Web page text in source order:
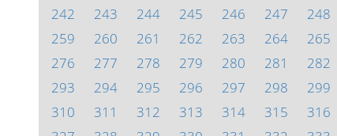
242
243 244 245 246 247 248
259
260 261 262 263 264 265
276
277 278 279 280 281 282
293
294 295 296 297 298 299
310
311 312 313 314 315 316